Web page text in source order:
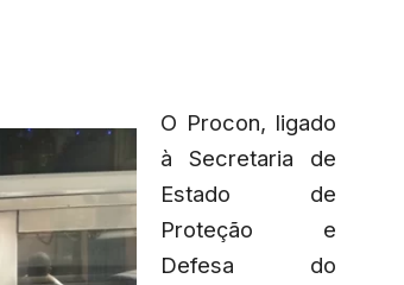
O Procon, ligado
à Secretaria de
Estado de
Proteção e
Defesa do